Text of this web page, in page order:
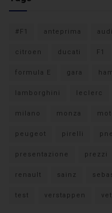
#F1 anteprima audi
citroen ducati F1
formula E gara
lamborghini leclerc
milano monza
peugeot pirelli
presentazione prezzi
renault sainz
test verstappen